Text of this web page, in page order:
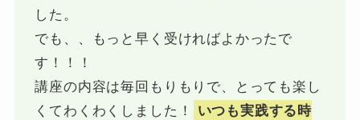
した。
でも、、もっと早く受ければよかったで
す！！！
講座の内容は毎回もりもりで、とっても楽し
くてわくわくしました！ いつも実践する時